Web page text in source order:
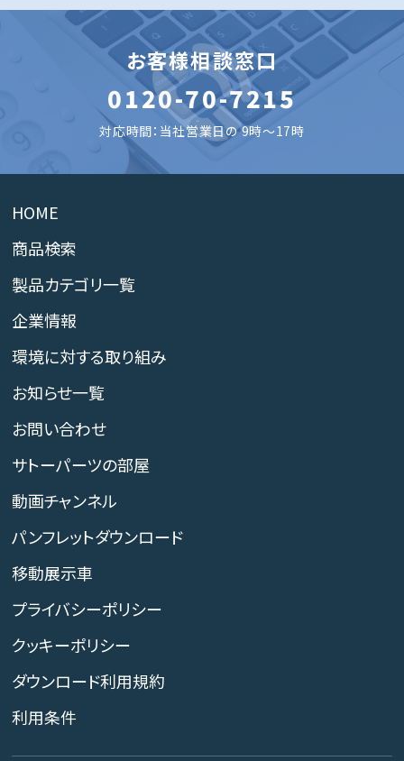
お客様相談窓口
0120-70-7215
対応時間：当社営業日の 9時～17時
HOME
商品検索
製品カテゴリ一覧
企業情報
環境に対する取り組み
お知らせ一覧
お問い合わせ
サトーパーツの部屋
動画チャンネル
パンフレットダウンロード
移動展示車
プライバシーポリシー
クッキーポリシー
ダウンロード利用規約
利用条件